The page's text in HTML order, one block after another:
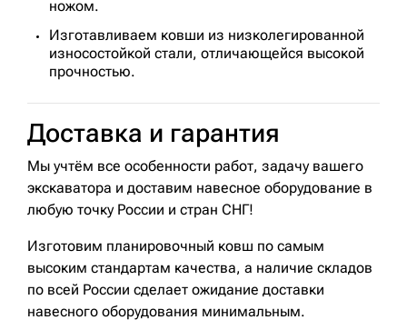
ножом.
Изготавливаем ковши из низколегированной
износостойкой стали, отличающейся высокой
прочностью.
Доставка и гарантия
Мы учтём все особенности работ, задачу вашего
экскаватора и доставим навесное оборудование в
любую точку России и стран СНГ!
Изготовим планировочный ковш по самым
высоким стандартам качества, а наличие складов
по всей России сделает ожидание доставки
навесного оборудования минимальным.